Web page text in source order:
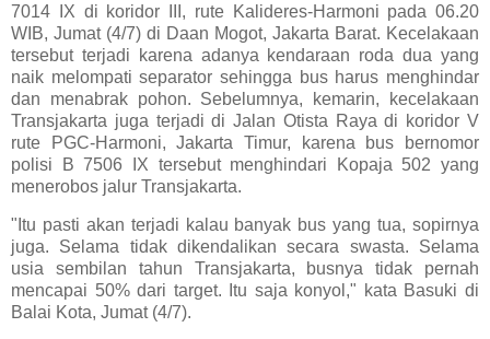
7014 IX di koridor III, rute Kalideres-Harmoni pada 06.20
WIB, Jumat (4/7) di Daan Mogot, Jakarta Barat. Kecelakaan
tersebut terjadi karena adanya kendaraan roda dua yang
naik melompati separator sehingga bus harus menghindar
dan menabrak pohon. Sebelumnya, kemarin, kecelakaan
Transjakarta juga terjadi di Jalan Otista Raya di koridor V
rute PGC-Harmoni, Jakarta Timur, karena bus bernomor
polisi B 7506 IX tersebut menghindari Kopaja 502 yang
menerobos jalur Transjakarta.
"Itu pasti akan terjadi kalau banyak bus yang tua, sopirnya
juga. Selama tidak dikendalikan secara swasta. Selama
usia sembilan tahun Transjakarta, busnya tidak pernah
mencapai 50% dari target. Itu saja konyol," kata Basuki di
Balai Kota, Jumat (4/7).